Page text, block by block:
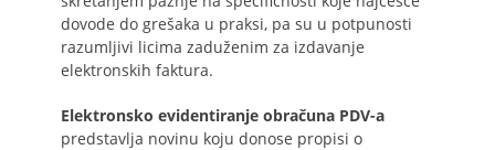
dovode do grešaka u praksi, pa su u potpunosti
razumljivi licima zaduženim za izdavanje
elektronskih faktura.
Elektronsko evidentiranje obračuna PDV-a
predstavlja novinu koju donose propisi o